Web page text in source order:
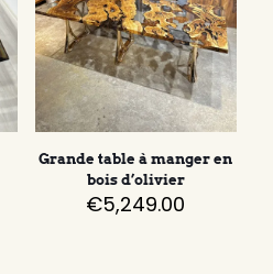
Grande table à manger en
bois d’olivier
€5,249.00